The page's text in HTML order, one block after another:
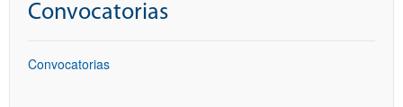
Convocatorias
Convocatorias